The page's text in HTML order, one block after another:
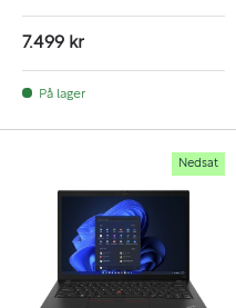
7.499 kr
På lager
Nedsat